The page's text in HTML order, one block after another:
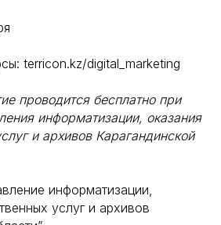
terricon.kz/digital_marketing
проводится бесплатно при
информатизации, оказания
и архивов Карагандинской
информатизации,
услуг и архивов